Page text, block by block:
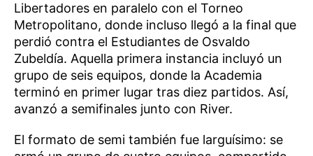
Libertadores en paralelo con el Torneo
Metropolitano, donde incluso llegó a la final que
perdió contra el Estudiantes de Osvaldo
Zubeldía. Aquella primera instancia incluyó un
grupo de seis equipos, donde la Academia
terminó en primer lugar tras diez partidos. Así,
avanzó a semifinales junto con River.
El formato de semi también fue larguísimo: se